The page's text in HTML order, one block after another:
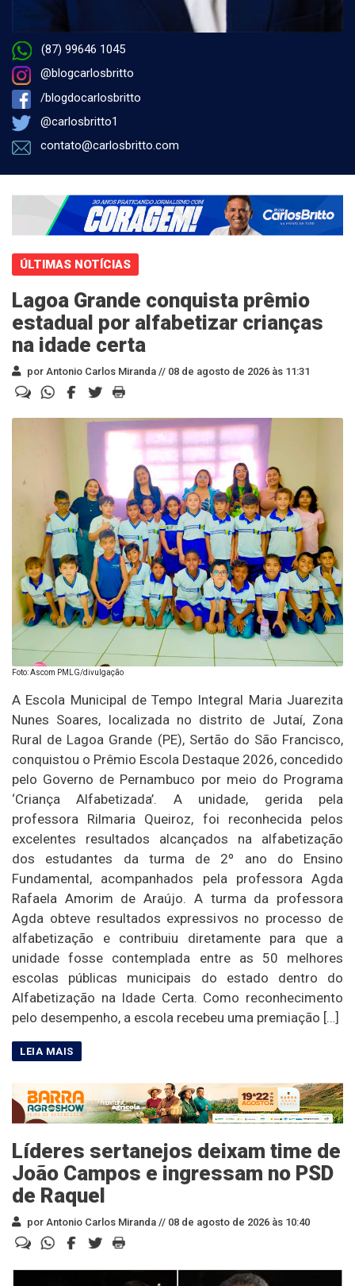
(87) 99646 1045
@blogcarlosbritto
/blogdocarlosbritto
@carlosbritto1
contato@carlosbritto.com
ÚLTIMAS NOTÍCIAS
Lagoa Grande conquista prêmio
estadual por alfabetizar crianças
na idade certa
por Antonio Carlos Miranda // 08 de agosto de 2026 às 11:31
Foto: Ascom PMLG/divulgação
A Escola Municipal de Tempo Integral Maria Juarezita
Nunes Soares, localizada no distrito de Jutaí, Zona
Rural de Lagoa Grande (PE), Sertão do São Francisco,
conquistou o Prêmio Escola Destaque 2026, concedido
pelo Governo de Pernambuco por meio do Programa
‘Criança Alfabetizada’. A unidade, gerida pela
professora Rilmaria Queiroz, foi reconhecida pelos
excelentes resultados alcançados na alfabetização
dos estudantes da turma de 2º ano do Ensino
Fundamental, acompanhados pela professora Agda
Rafaela Amorim de Araújo. A turma da professora
Agda obteve resultados expressivos no processo de
alfabetização e contribuiu diretamente para que a
unidade fosse contemplada entre as 50 melhores
escolas públicas municipais do estado dentro do
Alfabetização na Idade Certa. Como reconhecimento
pelo desempenho, a escola recebeu uma premiação […]
Líderes sertanejos deixam time de
João Campos e ingressam no PSD
de Raquel
por Antonio Carlos Miranda // 08 de agosto de 2026 às 10:40